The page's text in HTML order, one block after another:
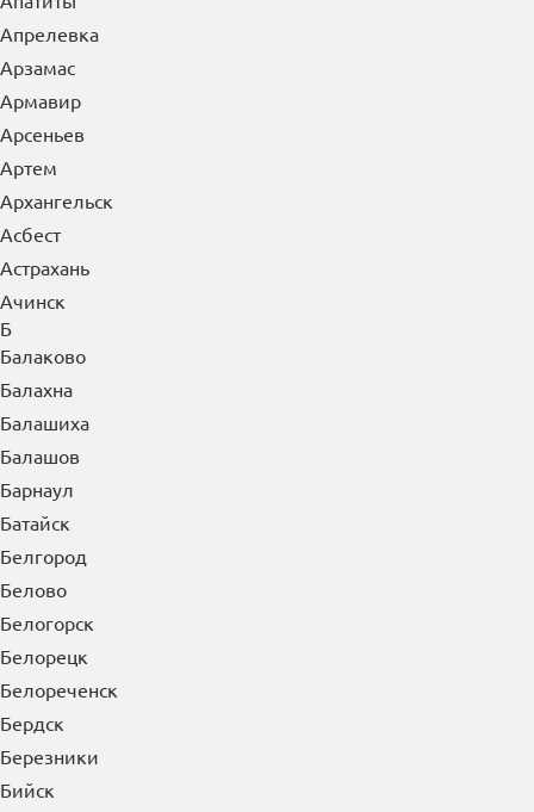
Апрелевка
Арзамас
Армавир
Арсеньев
Артем
Архангельск
Асбест
Астрахань
Ачинск
Б
Балаково
Балахна
Балашиха
Балашов
Барнаул
Батайск
Белгород
Белово
Белогорск
Белорецк
Белореченск
Бердск
Березники
Бийск